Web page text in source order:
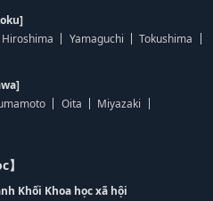
Hiroshima Yamaguchi
Tokushima
Oita
Miyazaki
Khối Khoa học xã hội